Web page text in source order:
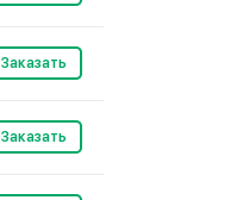
Заказать
Заказать